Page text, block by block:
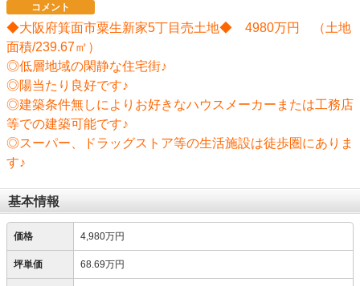
コメント
◆大阪府箕面市粟生新家5丁目売土地◆ 4980万円 （土地
面積/239.67㎡）
◎低層地域の閑静な住宅街♪
◎陽当たり良好です♪
◎建築条件無しによりお好きなハウスメーカーまたは工務店
等での建築可能です♪
◎スーパー、ドラッグストア等の生活施設は徒歩圏にありま
す♪
基本情報
価格 4,980万円
坪単価 68.69万円